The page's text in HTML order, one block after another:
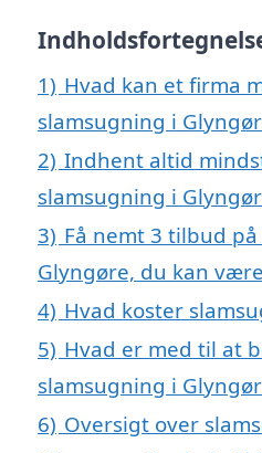
1) Hvad kan et firma
slamsugning i
2) Indhent altid
slamsugning i
3) Få nemt 3 tilbud
Glyngøre, du kan
4) Hvad koster
5) Hvad er med til at
slamsugning i
6) Oversigt over